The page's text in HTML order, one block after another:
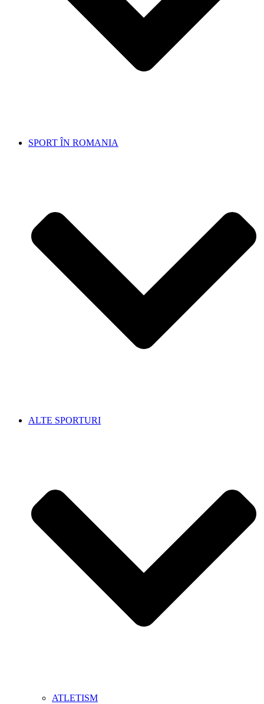
SPORT ÎN ROMANIA
ALTE SPORTURI
ATLETISM